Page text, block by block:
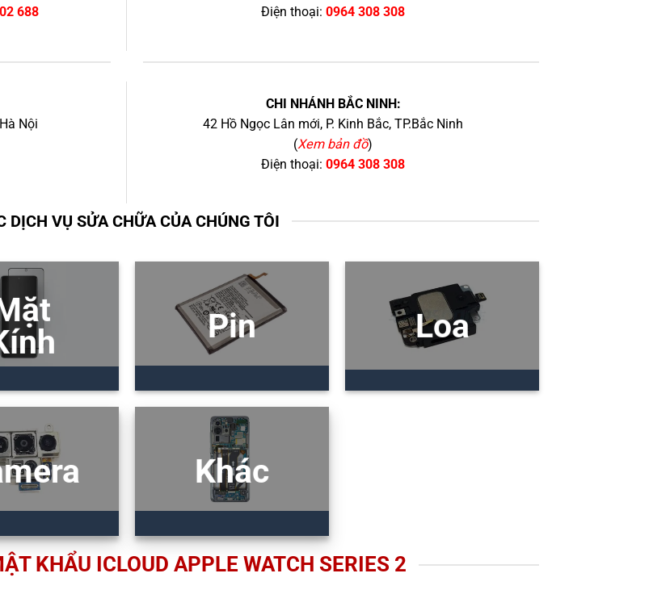
688
Điện thoại: 0964 308 308
Nội
CHI NHÁNH BẮC NINH:
42 Hồ Ngọc Lân mới, P. Kinh Bắc, TP.Bắc Ninh
(Xem bản đồ)
Điện thoại: 0964 308 308
DỊCH VỤ SỬA CHỮA CỦA CHÚNG TÔI
Pin Loa
Khác
KHẨU ICLOUD APPLE WATCH SERIES 2